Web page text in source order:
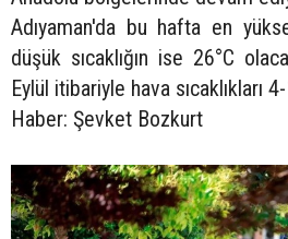
Adıyaman'da bu hafta en
düşük sıcaklığın ise 26°C
Eylül itibariyle hava sıcaklıkları
Haber: Şevket Bozkurt